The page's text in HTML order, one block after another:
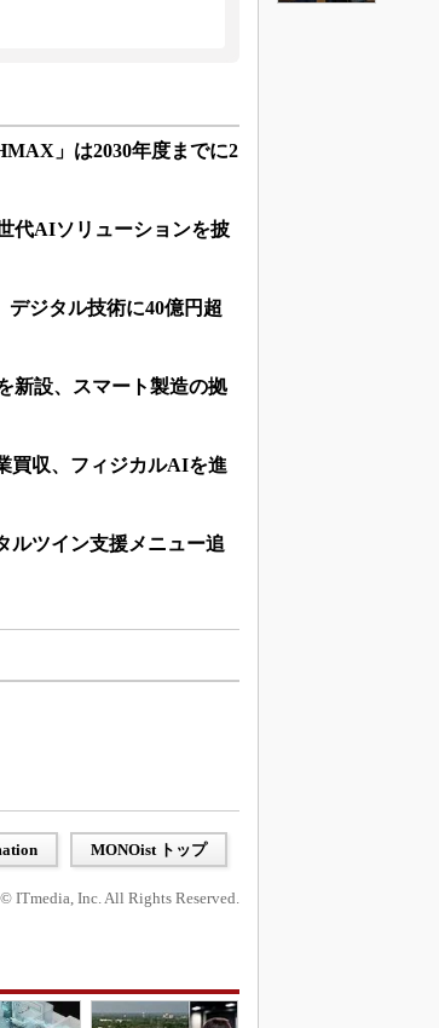
」は2030年度までに2
代AIソリューションを披
デジタル技術に40億円超
新設、スマート製造の拠
買収、フィジカルAIを進
ルツイン支援メニュー追
MONOist トップ
ITmedia, Inc. All Rights Reserved.